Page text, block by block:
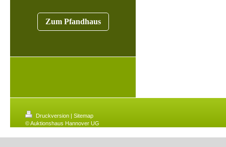
Zum Pfandhaus
Druckversion | Sitemap
© Auktionshaus Hannover UG